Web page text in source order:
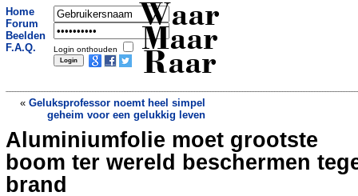
Home
Forum
Beelden
F.A.Q.
Login onthouden
Waar
Maar
Raar
« Geluksprofessor noemt heel simpel
geheim voor een gelukkig leven
Russische vrouw raakt bevriend met
beer die ze gered heeft uit safaripark, nu
gaan ze samen vissen»
Aluminiumfolie moet grootste
boom ter wereld beschermen
brand